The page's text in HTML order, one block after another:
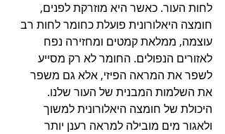
לחות העור. כאשר היא מוזרקת לפנים,
חומצה היאלורונית פועלת כחומר לחות רב
עוצמה, ממלאת קמטים ומחזירה נפח
לאזורים הנפולים. החומר לא רק מסייע
לשפר את המראה הפיזי, אלא גם משפר
את השלמות המבנית של העור שלנו.
היכולת של חומצה היאלורונית למשוך
ולאגור מים מובילה למראה רענן יותר